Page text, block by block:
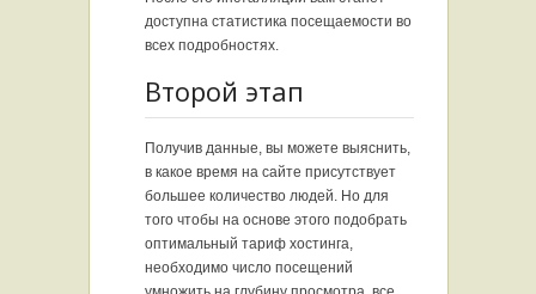
доступна статистика посещаемости во
всех подробностях.
Второй этап
Получив данные, вы можете выяснить,
в какое время на сайте присутствует
большее количество людей. Но для
того чтобы на основе этого подобрать
оптимальный тариф хостинга,
необходимо число посещений